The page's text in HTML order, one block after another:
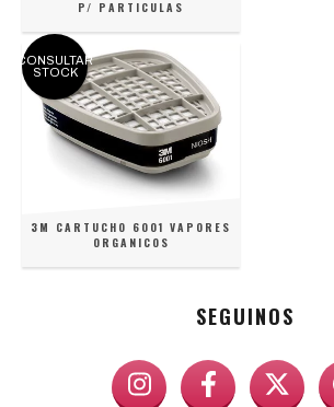
P/ PARTICULAS
CONSULTAR
STOCK
3M CARTUCHO 6001 VAPORES
ORGANICOS
SEGUINOS